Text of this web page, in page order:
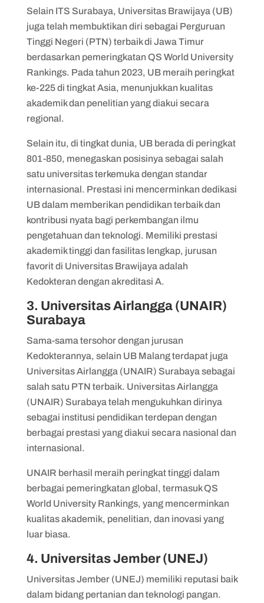
Selain ITS Surabaya, ​​Universitas Brawijaya (UB)
juga telah membuktikan diri sebagai Perguruan
Tinggi Negeri (PTN) terbaik di Jawa Timur
berdasarkan pemeringkatan QS World University
Rankings. Pada tahun 2023, UB meraih peringkat
ke-225 di tingkat Asia, menunjukkan kualitas
akademik dan penelitian yang diakui secara
regional.
Selain itu, di tingkat dunia, UB berada di peringkat
801-850, menegaskan posisinya sebagai salah
satu universitas terkemuka dengan standar
internasional. Prestasi ini mencerminkan dedikasi
UB dalam memberikan pendidikan terbaik dan
kontribusi nyata bagi perkembangan ilmu
pengetahuan dan teknologi. Memiliki prestasi
akademik tinggi dan fasilitas lengkap, jurusan
favorit di Universitas Brawijaya adalah
Kedokteran dengan akreditasi A.
3. Universitas Airlangga (UNAIR)
Surabaya
Sama-sama tersohor dengan jurusan
Kedokterannya, selain UB Malang terdapat juga
Universitas Airlangga (UNAIR) Surabaya sebagai
salah satu PTN terbaik. Universitas Airlangga
(UNAIR) Surabaya telah mengukuhkan dirinya
sebagai institusi pendidikan terdepan dengan
berbagai prestasi yang diakui secara nasional dan
internasional.
UNAIR berhasil meraih peringkat tinggi dalam
berbagai pemeringkatan global, termasuk QS
World University Rankings, yang mencerminkan
kualitas akademik, penelitian, dan inovasi yang
luar biasa.
4. Universitas Jember (UNEJ)
Universitas Jember (UNEJ) memiliki reputasi baik
dalam bidang pertanian dan teknologi pangan.